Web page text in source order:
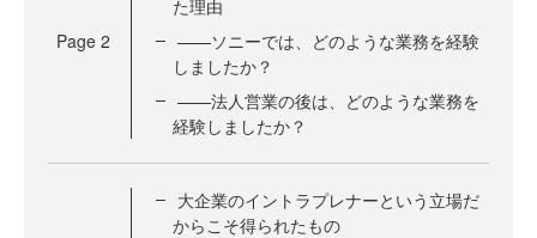
Page 2
た理由
——ソニーでは、どのような業務を経験
しましたか？
——法人営業の後は、どのような業務を
経験しましたか？
大企業のイントラプレナーという立場だ
からこそ得られたもの